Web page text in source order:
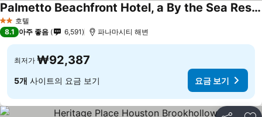
2 성급호텔
Palmetto Beachfront Hotel, a By the Sea Resort
8.1 아주 좋음 6,591 파나마시티 해변
최저가 ₩92,387
5개 사이트의 요금 보기 요금 보기